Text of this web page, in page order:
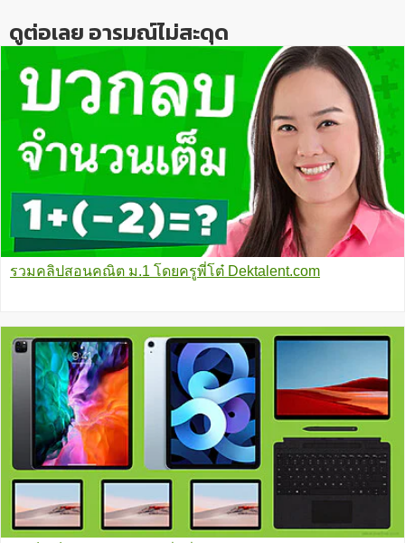
ดูต่อเลย อารมณ์ไม่สะดุด
รวมคลิปสอนคณิต ม.1 โดยครูพี่โต๋ Dektalent.com